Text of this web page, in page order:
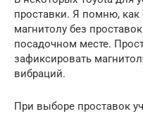
проставки. Я помню,
магнитолу без
посадочном месте.
зафиксировать
вибраций.
При выборе проставок